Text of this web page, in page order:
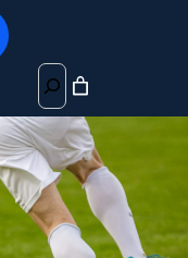
S
e
a
r
c
h